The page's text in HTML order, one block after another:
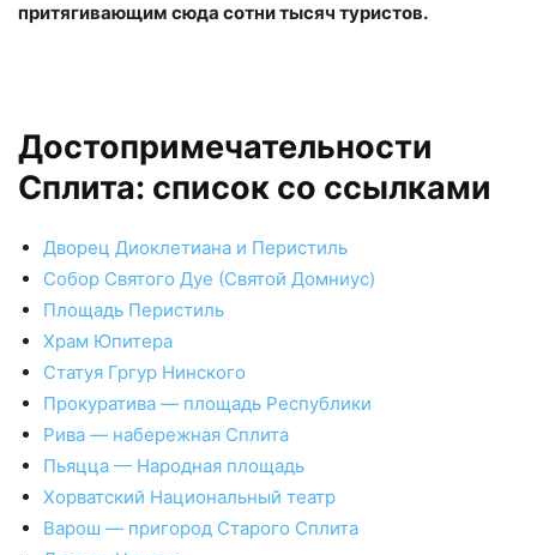
притягивающим сюда сотни тысяч туристов.
Достопримечательности
Сплита: список со ссылками
Дворец Диоклетиана и Перистиль
Собор Святого Дуе (Святой Домниус)
Площадь Перистиль
Храм Юпитера
Статуя Гргур Нинского
Прокуратива — площадь Республики
Рива — набережная Сплита
Пьяцца — Народная площадь
Хорватский Национальный театр
Варош — пригород Старого Сплита